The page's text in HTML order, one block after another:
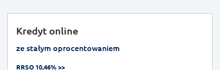
Kredyt online
ze stałym oprocentowaniem
RRSO 10,46% >>